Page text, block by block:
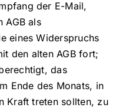
der E-Mail,
AGB als
eines Widerspruchs
den alten AGB fort;
das
Ende des Monats, in
Kraft treten sollten, zu